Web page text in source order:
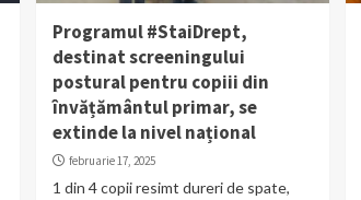
Programul #StaiDrept,
destinat screeningului
postural pentru copiii din
învățământul primar, se
extinde la nivel național
februarie 17, 2025
1 din 4 copii resimt dureri de spate,